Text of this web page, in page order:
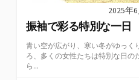
2025年
振袖で彩る特別な一日
青い空が広がり、寒い冬がゆっく
ろ、多くの女性たちは特別な日の
ら...